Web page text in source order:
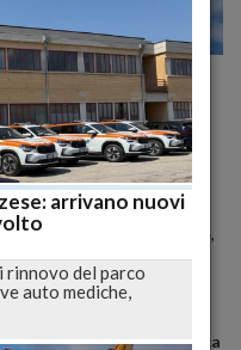
27
18:48
Corriere, storico
consigliere e assessore
vissuto e operato per
passione al
bene comune,
con la fondazione
di San Pietro della Ienca
arrivano nuovi
rinnovo del parco
auto mediche,